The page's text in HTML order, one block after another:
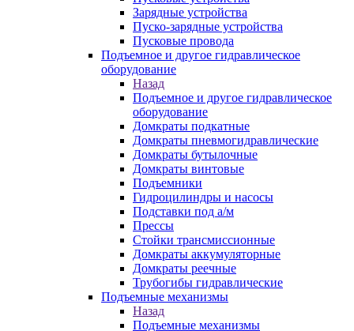
Зарядные устройства
Пуско-зарядные устройства
Пусковые провода
Подъемное и другое гидравлическое
оборудование
Назад
Подъемное и другое гидравлическое
оборудование
Домкраты подкатные
Домкраты пневмогидравлические
Домкраты бутылочные
Домкраты винтовые
Подъемники
Гидроцилиндры и насосы
Подставки под а/м
Прессы
Стойки трансмиссионные
Домкраты аккумуляторные
Домкраты реечные
Трубогибы гидравлические
Подъемные механизмы
Назад
Подъемные механизмы